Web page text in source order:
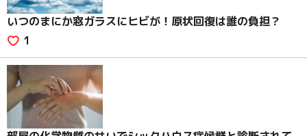
いつのまにか窓ガラスにヒビが！原状回復は誰の負担？
1